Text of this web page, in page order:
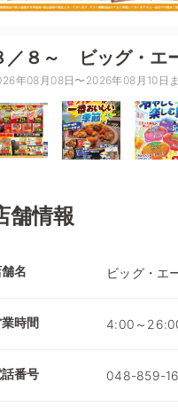
／８～ ビッグ・エ
年08月08日〜2026年08月10日
舗情報
舗名 ビッグ・エ
時間 4:00～
話番号 048-859-